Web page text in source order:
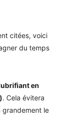
citées, voici
du temps
en
. Cela évitera
grandement le